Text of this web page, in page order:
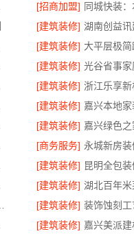
[招商加盟]
[建筑装修]
[建筑装修]
[建筑装修]
[建筑装修]
[建筑装修]
[建筑装修]
[商务服务]
[建筑装修]
[建筑装修]
[建筑装修]
[建筑装修]